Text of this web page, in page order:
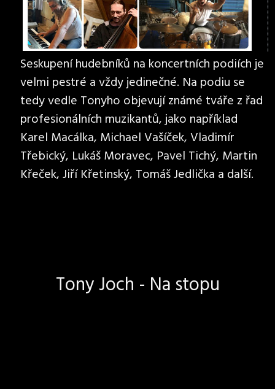
Seskupení hudebníků na koncertních podiích je
velmi pestré a vždy jedinečné. Na podiu se
tedy vedle Tonyho objevují známé tváře z řad
profesionálních muzikantů, jako například
Karel Macálka, Michael Vašíček, Vladimír
Třebický, Lukáš Moravec, Pavel Tichý, Martin
Křeček, Jiří Křetinský, Tomáš Jedlička a další.
Tony Joch - Na stopu